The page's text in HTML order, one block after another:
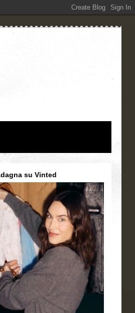
su Vinted